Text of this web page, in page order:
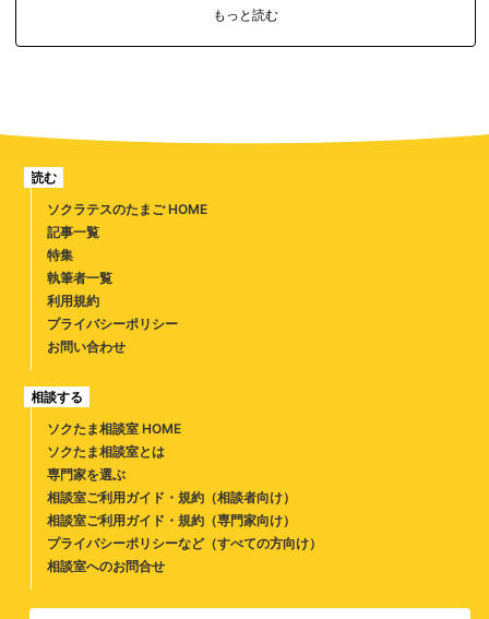
もっと読む
読む
ソクラテスのたまご HOME
記事一覧
特集
執筆者一覧
利用規約
プライバシーポリシー
お問い合わせ
相談する
ソクたま相談室 HOME
ソクたま相談室とは
専門家を選ぶ
相談室ご利用ガイド・規約（相談者向け）
相談室ご利用ガイド・規約（専門家向け）
プライバシーポリシーなど（すべての方向け）
相談室へのお問合せ